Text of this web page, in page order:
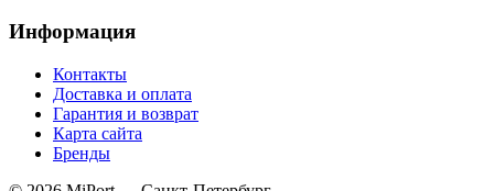
Информация
Контакты
Доставка и оплата
Гарантия и возврат
Карта сайта
Бренды